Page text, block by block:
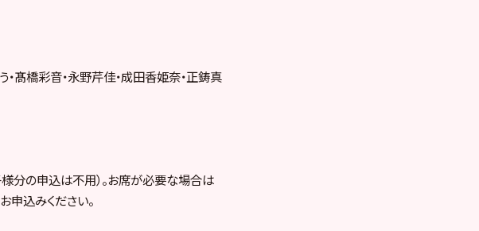
・髙橋彩音・永野芹佳・成田香姫奈・正鋳真
の申込は不用）。お席が必要な場合は
申込みください。